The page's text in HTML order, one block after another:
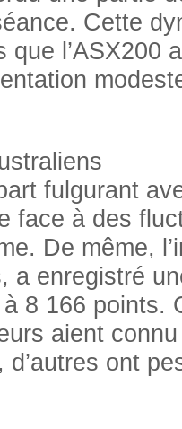
Cette
l’ASX200
fulgurant
face à des
De même,
a enregistré
8 166 points.
aient
ont